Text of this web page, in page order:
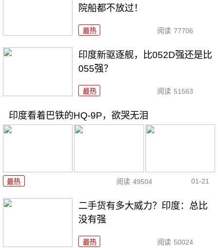
院船都不放过！
最热 阅读 77706
印度新驱逐舰，比052D强还是比
055强？
最热 阅读 51563
印度看着巴铁的HQ-9P，欲哭无泪
最热 阅读 49504 01-21
二手货有多大威力？印度：总比
没有强
最热 阅读 50024